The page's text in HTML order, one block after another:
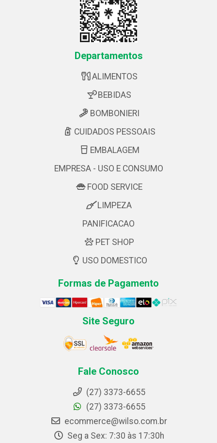
Departamentos
ALIMENTOS
BEBIDAS
BOMBONIERI
CUIDADOS PESSOAIS
EMBALAGEM
EMPRESA - USO E CONSUMO
FOOD SERVICE
LIMPEZA
PANIFICACAO
PET SHOP
USO DOMESTICO
Formas de Pagamento
Site Seguro
Fale Conosco
(27) 3373-6655
(27) 3373-6655
ecommerce@wilso.com.br
Seg a Sex: 7:30 às 17:30h